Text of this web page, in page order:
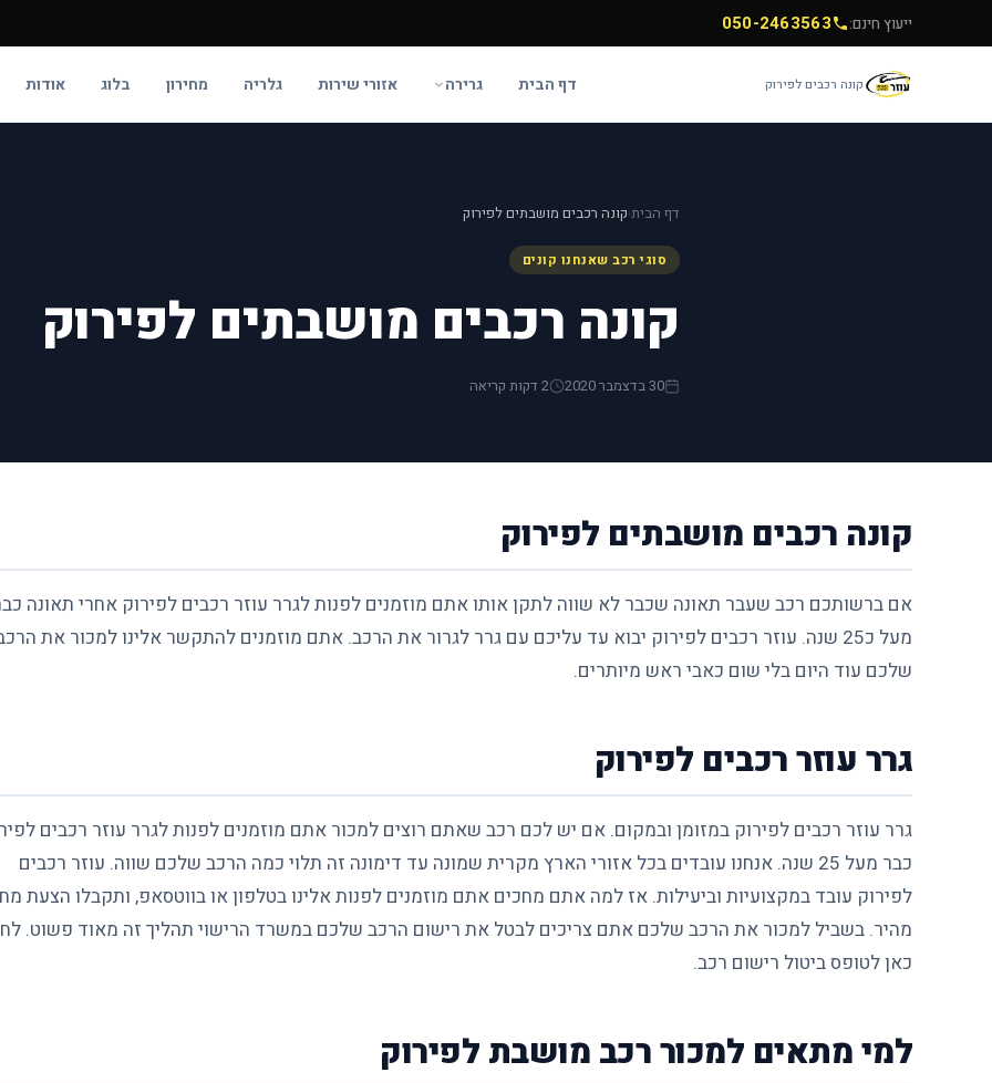
ייעוץ חינם: 050-2463563
קונה רכבים לפירוק דף הבית גרירה אזורי שירות גלריה מחירון בלוג אודות
דף הבית›קונה רכבים מושבתים לפירוק
סוגי רכב שאנחנו קונים
קונה רכבים מושבתים לפירוק
30 בדצמבר 2020 2 דקות קריאה
קונה רכבים מושבתים לפירוק
אם ברשותכם רכב שעבר תאונה שכבר לא שווה לתקן אותו אתם מוזמנים לפנות לגרר עוזר רכבים לפירוק אחרי תאונה
מעל כ25 שנה. עוזר רכבים לפירוק יבוא עד עליכם עם גרר לגרור את הרכב. אתם מוזמנים להתקשר אלינו למכור את
שלכם עוד היום בלי שום כאבי ראש מיותרים.
גרר עוזר רכבים לפירוק
גרר עוזר רכבים לפירוק במזומן ובמקום. אם יש לכם רכב שאתם רוצים למכור אתם מוזמנים לפנות לגרר עוזר רכבים
כבר מעל 25 שנה. אנחנו עובדים בכל אזורי הארץ מקרית שמונה עד דימונה זה תלוי כמה הרכב שלכם שווה. עוזר רכבים
לפירוק עובד במקצועיות וביעילות. אז למה אתם מחכים אתם מוזמנים לפנות אלינו בטלפון או בווטסאפ, ותקבלו הצעת
מהיר. בשביל למכור את הרכב שלכם אתם צריכים לבטל את רישום הרכב שלכם במשרד הרישוי תהליך זה מאוד פשוט.
כאן לטופס ביטול רישום רכב.
למי מתאים למכור רכב מושבת לפירוק